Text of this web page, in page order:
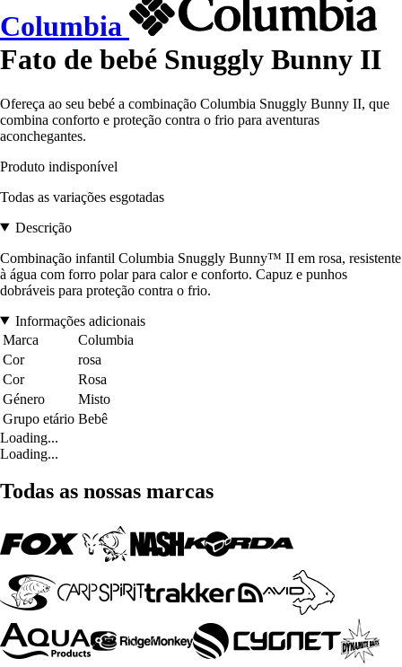
Columbia
Fato de bebé Snuggly Bunny II
Ofereça ao seu bebé a combinação Columbia Snuggly Bunny II, que
combina conforto e proteção contra o frio para aventuras
aconchegantes.
Produto indisponível
Todas as variações esgotadas
Descrição
Combinação infantil Columbia Snuggly Bunny™ II em rosa, resistente
à água com forro polar para calor e conforto. Capuz e punhos
dobráveis para proteção contra o frio.
Informações adicionais
Marca
Columbia
Cor
rosa
Cor
Rosa
Género
Misto
Grupo etário Bebê
Loading...
Loading...
Todas as nossas marcas